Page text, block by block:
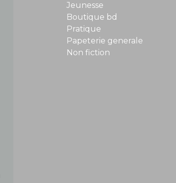
Jeunesse
Boutique bd
Pratique
Papeterie generale
Non fiction